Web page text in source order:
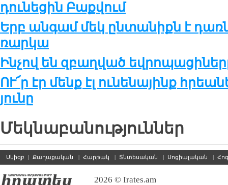
դու­նե­ցին Բաք­վում
Երբ ան­գամ մեկ ըն­տա­նիքն է
ռար­կա
Ինչով են զբաղ­ված
ՈՒ՜ր էր մենք էլ ու­նե­նա­յինք
յու­նը
Մեկնաբանություններ
Սկիզբ | Քաղաքական | Հարթակ | Տնտեսական | Սոցիալական |
2026 © Irates.am